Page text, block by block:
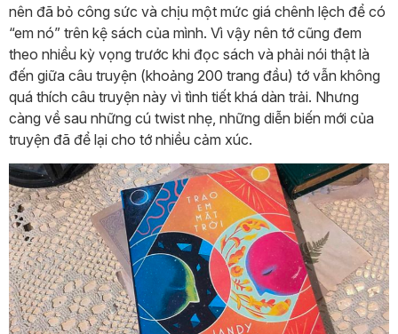
nên đã bỏ công sức và chịu một mức giá chênh lệch để có
“em nó” trên kệ sách của mình. Vì vậy nên tớ cũng đem
theo nhiều kỳ vọng trước khi đọc sách và phải nói thật là
đến giữa câu truyện (khoảng 200 trang đầu) tớ vẫn không
quá thích câu truyện này vì tình tiết khá dàn trải. Nhưng
càng về sau những cú twist nhẹ, những diễn biến mới của
truyện đã để lại cho tớ nhiều cảm xúc.